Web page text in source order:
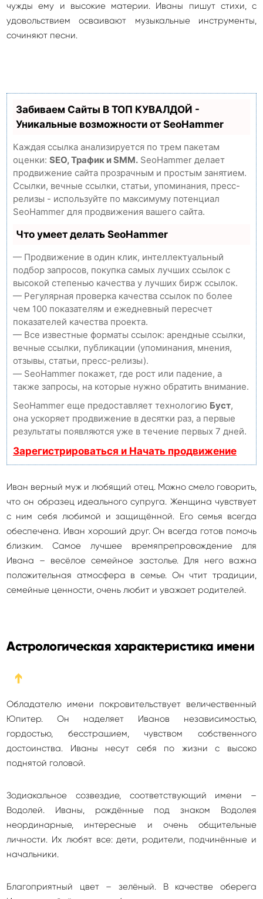
чужды ему и высокие материи. Иваны пишут стихи, с
удовольствием осваивают музыкальные инструменты,
сочиняют песни.
Забиваем Сайты В ТОП КУВАЛДОЙ -
Уникальные возможности от SeoHammer
Каждая ссылка анализируется по трем пакетам
оценки: SEO, Трафик и SMM. SeoHammer делает
продвижение сайта прозрачным и простым занятием.
Ссылки, вечные ссылки, статьи, упоминания, пресс-
релизы - используйте по максимуму потенциал
SeoHammer для продвижения вашего сайта.
Что умеет делать SeoHammer
— Продвижение в один клик, интеллектуальный
подбор запросов, покупка самых лучших ссылок с
высокой степенью качества у лучших бирж ссылок.
— Регулярная проверка качества ссылок по более
чем 100 показателям и ежедневный пересчет
показателей качества проекта.
— Все известные форматы ссылок: арендные ссылки,
вечные ссылки, публикации (упоминания, мнения,
отзывы, статьи, пресс-релизы).
— SeoHammer покажет, где рост или падение, а
также запросы, на которые нужно обратить внимание.
SeoHammer еще предоставляет технологию Буст,
она ускоряет продвижение в десятки раз, а первые
результаты появляются уже в течение первых 7 дней.
Зарегистрироваться и Начать продвижение
Иван верный муж и любящий отец. Можно смело говорить,
что он образец идеального супруга. Женщина чувствует
с ним себя любимой и защищённой. Его семья всегда
обеспечена. Иван хороший друг. Он всегда готов помочь
близким. Самое лучшее времяпрепровождение для
Ивана – весёлое семейное застолье. Для него важна
положительная атмосфера в семье. Он чтит традиции,
семейные ценности, очень любит и уважает родителей.
Астрологическая характеристика имени
➔
Обладателю имени покровительствует величественный
Юпитер. Он наделяет Иванов независимостью,
гордостью, бесстрашием, чувством собственного
достоинства. Иваны несут себя по жизни с высоко
поднятой головой.
Зодиакальное созвездие, соответствующий имени –
Водолей. Иваны, рождённые под знаком Водолея
неординарные, интересные и очень общительные
личности. Их любят все: дети, родители, подчинённые и
начальники.
Благоприятный цвет – зелёный. В качестве оберега